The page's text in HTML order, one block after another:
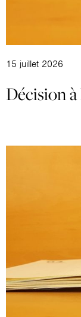
15 juillet 2026
Décision